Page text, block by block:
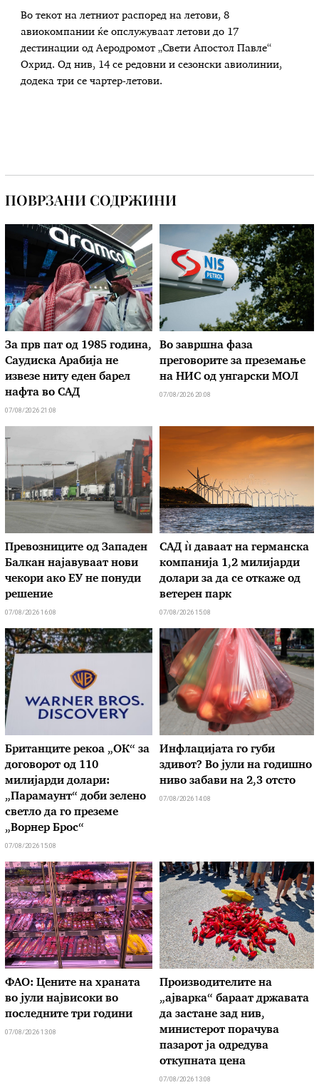
Во текот на летниот распоред на летови, 8
авиокомпании ќе опслужуваат летови до 17
дестинации од Аеродромот „Свети Апостол Павле“
Охрид. Од нив, 14 се редовни и сезонски авиолинии,
додека три се чартер-летови.
ПОВРЗАНИ СОДРЖИНИ
За прв пат од 1985 година,
Саудиска Арабија не
извезе ниту еден барел
нафта во САД
07/08/2026 21:08
Во завршна фаза
преговорите за преземање
на НИС од унгарски МОЛ
07/08/2026 20:08
Превозниците од Западен
Балкан најавуваат нови
чекори ако ЕУ не понуди
решение
07/08/2026 16:08
САД ѝ даваат на германска
компанија 1,2 милијарди
долари за да се откаже од
ветерен парк
07/08/2026 15:08
Британците рекоа „ОК“ за
договорот од 110
милијарди долари:
„Парамаунт“ доби зелено
светло да го преземе
„Ворнер Брос“
07/08/2026 15:08
Инфлацијата го губи
здивот? Во јули на годишно
ниво забави на 2,3 отсто
07/08/2026 14:08
ФАО: Цените на храната
во јули највисоки во
последните три години
07/08/2026 13:08
Производителите на
„ајварка“ бараат државата
да застане зад нив,
министерот порачува
пазарот ја одредува
откупната цена
07/08/2026 13:08